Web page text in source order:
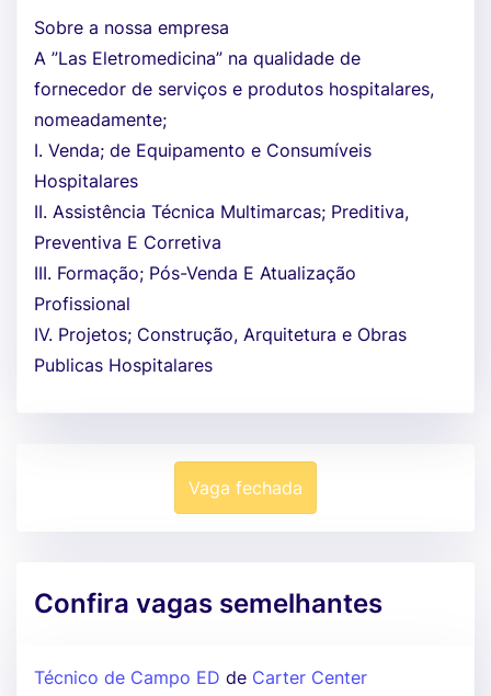
Sobre a nossa empresa
A ”Las Eletromedicina” na qualidade de
fornecedor de serviços e produtos hospitalares,
nomeadamente;
I. Venda; de Equipamento e Consumíveis
Hospitalares
II. Assistência Técnica Multimarcas; Preditiva,
Preventiva E Corretiva
III. Formação; Pós-Venda E Atualização
Profissional
IV. Projetos; Construção, Arquitetura e Obras
Publicas Hospitalares
Vaga fechada
Confira vagas semelhantes
Técnico de Campo ED de Carter Center